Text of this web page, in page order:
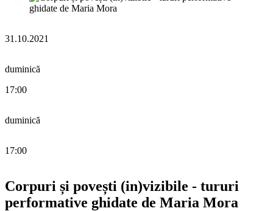
31.10.2021
duminică
17:00
duminică
17:00
Corpuri și povești (in)vizibile - tururi
performative ghidate de Maria Mora